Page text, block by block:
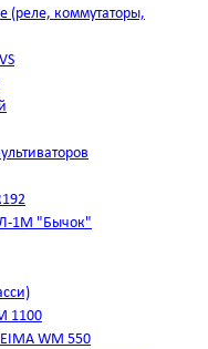
(реле, коммутаторы,
1М "Бычок"
1100
WM 550